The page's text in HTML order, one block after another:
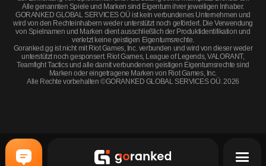
Alle genannten Spiele und Marken sind Eigentum ihrer jeweiligen Inhaber.
GORANKED GLOBAL SERVICES OÜ ist kein verbundenes Unternehmen und
wird von den Rechteinhabern weder unterstützt noch gefördert. Die Verwendung
von Spielnamen und Marken dient ausschließlich der Produktidentifikation und
verletzt keine geistigen Eigentumsrechte.
Goranked.gg ist nicht mit Riot Games, Inc. verbunden und wird von dieser weder
unterstützt noch gesponsert. Riot Games, League of Legends, VALORANT,
Teamfight Tactics und alle damit verbundenen geistigen Eigentumsrechte sind
Marken oder eingetragene Marken von Riot Games, Inc.
Alle Rechte vorbehalten ©GORANKED GLOBAL SERVICES OÜ. 2026